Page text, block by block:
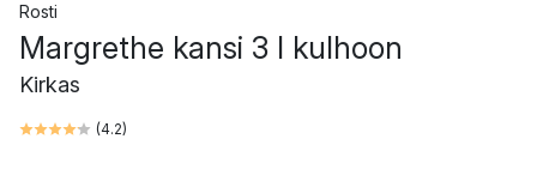
Rosti
Margrethe kansi 3 l kulhoon
Kirkas
(4.2)